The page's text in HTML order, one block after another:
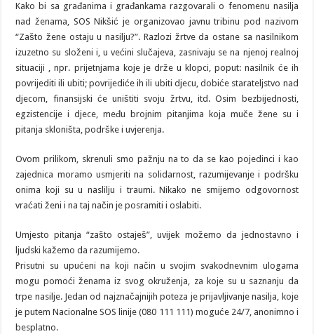
Kako bi sa građanima i građankama razgovarali o fenomenu nasilja
nad ženama, SOS Nikšić je organizovao javnu tribinu pod nazivom
“Zašto žene ostaju u nasilju?”. Razlozi žrtve da ostane sa nasilnikom
izuzetno su složeni i, u većini slučajeva, zasnivaju se na njenoj realnoj
situaciji , npr. prijetnjama koje je drže u klopci, poput: nasilnik će ih
povrijediti ili ubiti; povrijediće ih ili ubiti djecu, dobiće starateljstvo nad
djecom, finansijski će uništiti svoju žrtvu, itd. Osim bezbijednosti,
egzistencije i djece, među brojnim pitanjima koja muče žene su i
pitanja skloništa, podrške i uvjerenja.
Ovom prilikom, skrenuli smo pažnju na to da se kao pojedinci i kao
zajednica moramo usmjeriti na solidarnost, razumijevanje i podršku
onima koji su u naslilju i traumi. Nikako ne smijemo odgovornost
vraćati ženi i na taj način je posramiti i oslabiti.
Umjesto pitanja “zašto ostaješ”, uvijek možemo da jednostavno i
ljudski kažemo da razumijemo.
Prisutni su upućeni na koji način u svojim svakodnevnim ulogama
mogu pomoći ženama iz svog okruženja, za koje su u saznanju da
trpe nasilje. Jedan od najznačajnijih poteza je prijavljivanje nasilja, koje
je putem Nacionalne SOS linije (080 111 111) moguće 24/7, anonimno i
besplatno.